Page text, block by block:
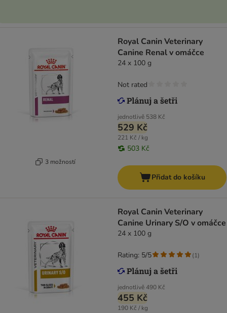
3 možností
Royal Canin Veterinary
Canine Renal v omáčce
24 x 100 g
jednotlivě 538 Kč
529 Kč
221 Kč / kg
503 Kč
Not rated
Přidat do košíku
Royal Canin Veterinary
Canine Urinary S/O v omáčce
24 x 100 g
jednotlivě490 Kč
455 Kč
190 Kč / kg
Rating: 5/5 (1)